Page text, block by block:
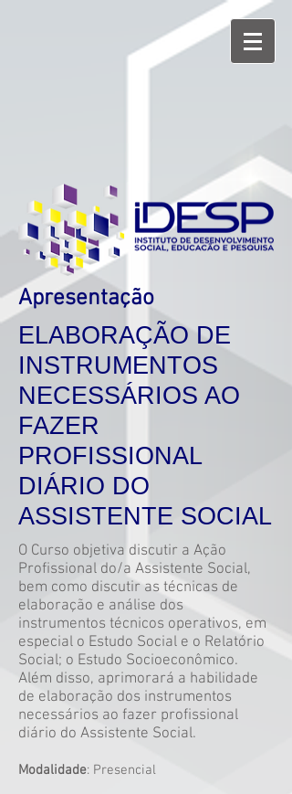
ELABORAÇÃO DE
INSTRUMENTOS
NECESSÁRIOS AO
FAZER
PROFISSIONAL
DIÁRIO DO
ASSISTENTE SOCIAL
O Curso objetiva discutir a Ação
Profissional do/a Assistente Social,
bem como discutir as técnicas de
elaboração e análise dos
instrumentos técnicos operativos, em
especial o Estudo Social e o Relatório
Social; o Estudo Socioeconômico.
Além disso, aprimorará a habilidade
de elaboração dos instrumentos
necessários ao fazer profissional
diário do Assistente Social.
Modalidade: Presencial
Apresentação